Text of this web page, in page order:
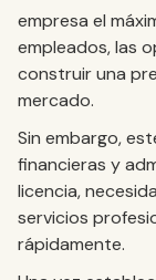
empresa el
empleados, las
construir una
mercado.
Sin embargo,
financieras y
licencia,
servicios
rápidamente.